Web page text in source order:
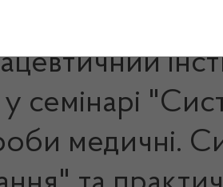
семінарі
медичні.